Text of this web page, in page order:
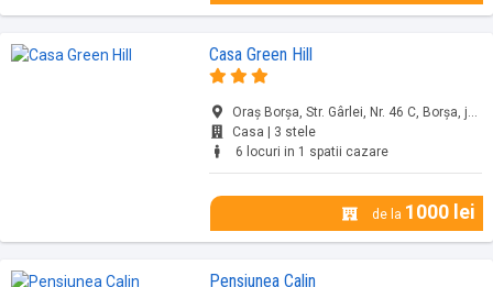
Casa Green Hill
Oraş Borşa, Str. Gârlei, Nr. 46 C, Borșa, jud. Maramureș
Casa | 3 stele
6 locuri in 1 spatii cazare
de la 1000 lei
Pensiunea Calin